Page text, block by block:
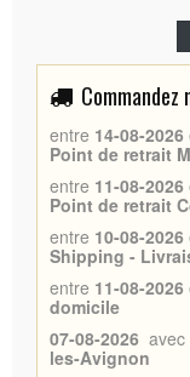
entre 14-08-2026
Point de retrait
entre 11-08-2026
Point de retrait
entre 10-08-2026
Shipping -
entre 11-08-2026
domicile
07-08-2026 avec
les-Avignon